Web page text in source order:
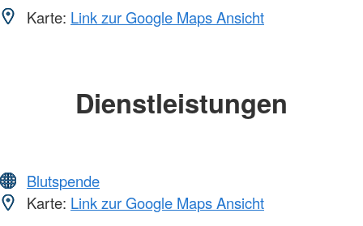
Karte: Link zur Google Maps Ansicht
Dienstleistungen
Blutspende
Karte: Link zur Google Maps Ansicht